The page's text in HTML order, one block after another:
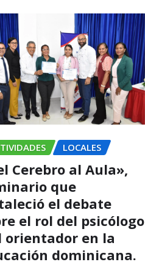
LOCALES
Cerebro al Aula»,
que
el debate
el rol del psicólogo
orientador en la
dominicana.